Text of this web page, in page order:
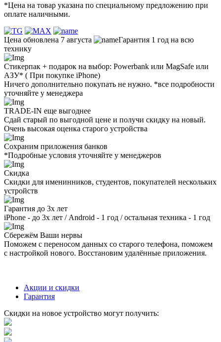
*Цена на товар указана по специальному предложению при
оплате наличными.
Цена обновлена 7 августа
Гарантия 1 год на всю
технику
Стикерпак + подарок на выбор: Powerbank или MagSafe или
AЗУ* ( При покупке iPhone)
Ничего дополнительно покупать не нужно. *все подробности
уточняйте у менеджера
TRADE-IN еще выгоднее
Сдай старый по выгодной цене и получи скидку на новый.
Очень высокая оценка старого устройства
Сохраним приложения банков
*Подробные условия уточняйте у менеджеров
Скидка
Скидки для именинников, студентов, покупателей нескольких
устройств
Гарантия до 3х лет
iPhone - до 3х лет / Android - 1 год / остальная техника - 1 год
Сбережём Ваши нервы
Поможем с переносом данных со старого телефона, поможем
с настройкой нового. Восстановим удалённые приложения.
Акции и скидки
Гарантия
Скидки на новое устройство могут получить: